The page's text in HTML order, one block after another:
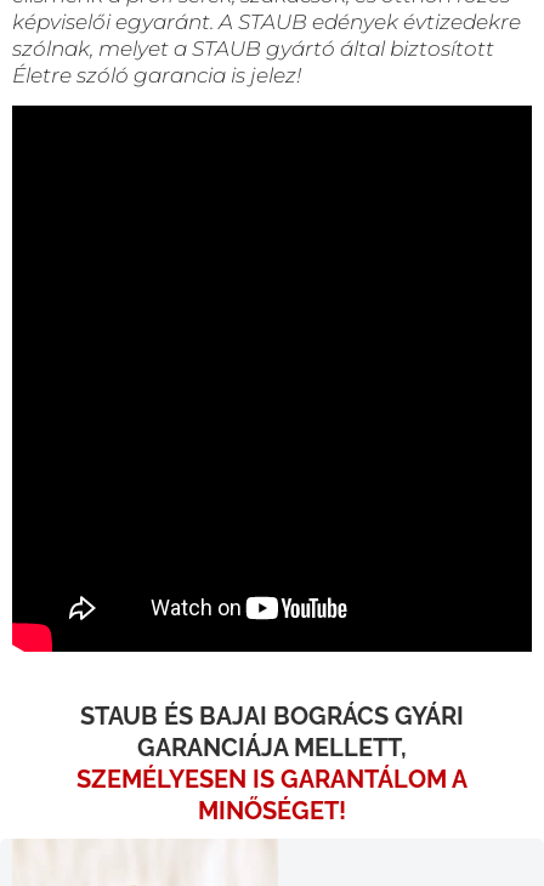
képviselői egyaránt. A STAUB edények évtizedekre
szólnak, melyet a STAUB gyártó által biztosított
Életre szóló garancia is jelez!
STAUB ÉS BAJAI BOGRÁCS GYÁRI
GARANCIÁJA MELLETT,
SZEMÉLYESEN IS GARANTÁLOM A
MINŐSÉGET!